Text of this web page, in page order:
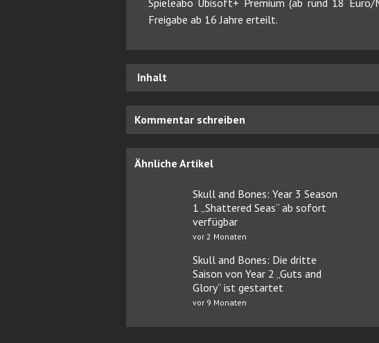
Freigabe ab 16 Jahre erteilt.
Inhalt
Kommentar schreiben
Ähnliche Artikel
Skull and Bones: Year 3 Season
1 „Shattered Seas“ ab sofort
verfügbar
vor 2 Monaten
Skull and Bones: Die dritte
Saison von Year 2 „Guts and
Glory“ ist gestartet
vor 9 Monaten